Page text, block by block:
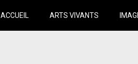
ACCUEIL ARTS VIVANTS